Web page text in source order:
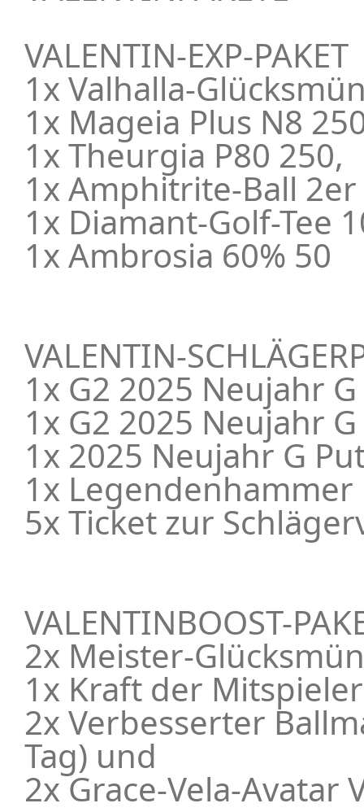
VALENTIN-EXP-PAKET
1x Valhalla-
1x Mageia Plus N8
1x Theurgia P80 250,
1x Amphitrite-Ball 2er
1x Diamant-Golf-Tee
1x Ambrosia 60% 50
VALENTIN-
1x G2 2025 Neujahr
1x G2 2025 Neujahr
1x 2025 Neujahr G
1x
5x Ticket zur
VALENTINBOOST-
2x Meister-
1x Kraft der
2x Verbesserter
Tag) und
2x Grace-Vela-Avatar